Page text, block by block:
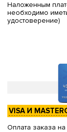
Наложенным
необходимо
удостоверение)
VISA И
Оплата заказа на